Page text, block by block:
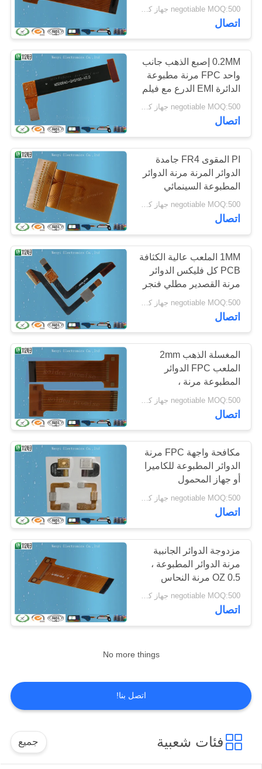
بالسعة اللمس الدائرة
20
fpc طباعة دائرة
كهربائية مرن
11
الدائرة فليكس الدائرة
14
رابط ختم الحرارة
5
القباب المعدنية عن
طريق اللمس
10
تبديل قبة بولي
الدوائر المرنة لآلة نقاط
البيع
negotiable MOQ:500 جهاز كمبيوتر شخصى / الكثير
اتصال
0.2MM إصبع الذهب جانب
واحد FPC مرنة مطبوعة
الدائرة EMI الدرع مع فيلم
الغلاف الكهرومغناطيسي
الأسود
negotiable MOQ:500 جهاز كمبيوتر شخصى / الكثير
اتصال
PI المقوى FR4 جامدة
الدوائر المرنة مرنة الدوائر
المطبوعة السينمائي
0.27mm -0.36mm سمك
negotiable MOQ:500 جهاز كمبيوتر شخصى / الكثير
اتصال
1MM الملعب عالية الكثافة
PCB كل فليكس الدوائر
مرنة القصدير مطلي فنجر
1-8 طبقات
negotiable MOQ:500 جهاز كمبيوتر شخصى / الكثير
اتصال
المغسلة الذهب 2mm
الملعب FPC الدوائر
المطبوعة مرنة ،
Silkscreen فليكس حلبة
المجلس موصلات
negotiable MOQ:500 جهاز كمبيوتر شخصى / الكثير
اتصال
مكافحة واجهة FPC مرنة
الدوائر المطبوعة للكاميرا
أو جهاز المحمول
negotiable MOQ:500 جهاز كمبيوتر شخصى / الكثير
اتصال
مزدوجة الدوائر الجانبية
مرنة الدوائر المطبوعة ،
0.5 OZ مرنة النحاس
يرتدون فليكس الدوائر
المطبوعة
negotiable MOQ:500 جهاز كمبيوتر شخصى / الكثير
اتصال
No more things
اتصل بنا!
فئات شعبية جميع